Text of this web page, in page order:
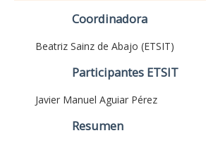
Coordinadora
Beatriz Sainz de Abajo (ETSIT)
Participantes ETSIT
Javier Manuel Aguiar Pérez
Resumen